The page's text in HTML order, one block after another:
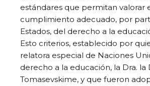
estándares que permitan valorar
cumplimiento adecuado, por
Estados, del derecho a la
Esto criterios, establecido por
relatora especial de Naciones
derecho a la educación, la Dra. la
Tomasevskime, y que fueron